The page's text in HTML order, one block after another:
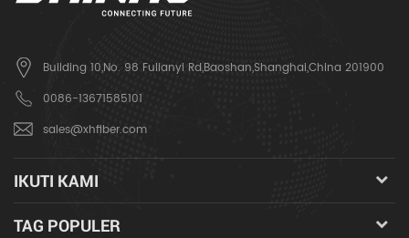
Building 10,No. 98 Fulianyi Rd,Baoshan,Shanghai,China 201900
0086-13671585101
sales@xhfiber.com
IKUTI KAMI
TAG POPULER